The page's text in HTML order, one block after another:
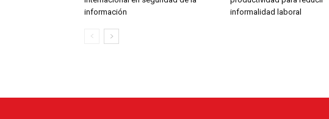
información
informalidad laboral